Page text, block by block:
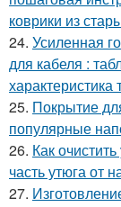
коврики из
24. Усиленная
для кабеля :
характеристика
25. Покрытие
популярные
26. Как
часть утюга от
27.